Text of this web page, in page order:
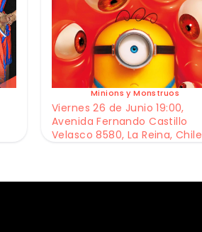
Minions y Monstruos
Viernes 26 de Junio 19:00,
Avenida Fernando Castillo
Velasco 8580, La Reina, Chile